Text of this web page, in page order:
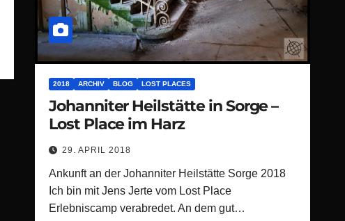
2018 ARCHIV BLOG LOST PLACES
Johanniter Heilstätte in Sorge –
Lost Place im Harz
29. APRIL 2018
Ankunft an der Johanniter Heilstätte Sorge 2018
Ich bin mit Jens Jerte vom Lost Place
Erlebniscamp verabredet. An dem gut…